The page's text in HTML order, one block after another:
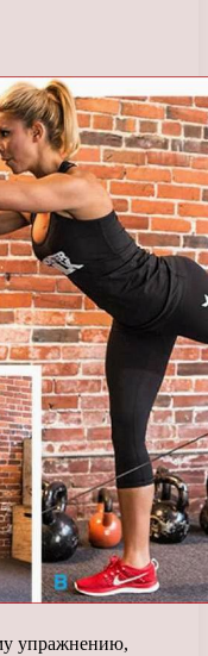
упражнению,